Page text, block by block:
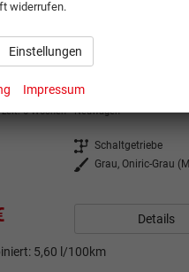
6 Wochen Neuwagen
Getriebe Schaltgetriebe
Außenfarbe
Grau, Oniric-Grau
Details
5,60 l/100km
widerrufen.
Einstellungen
Impressum